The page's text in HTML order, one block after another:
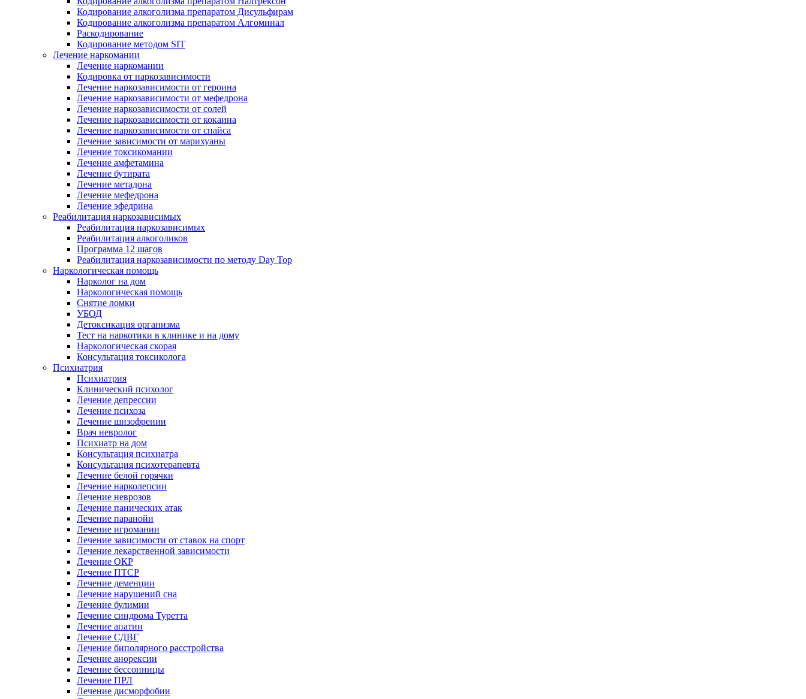
Кодирование алкоголизма препаратом Дисульфирам
Кодирование алкоголизма препаратом Алгоминал
Раскодирование
Кодирование методом SIT
Лечение наркомании
Лечение наркомании
Кодировка от наркозависимости
Лечение наркозависимости от героина
Лечение наркозависимости от мефедрона
Лечение наркозависимости от солей
Лечение наркозависимости от кокаина
Лечение наркозависимости от спайса
Лечение зависимости от марихуаны
Лечение токсикомании
Лечение амфетамина
Лечение бутирата
Лечение метадона
Лечение мефедрона
Лечение эфедрина
Реабилитация наркозависимых
Реабилитация наркозависимых
Реабилитация алкоголиков
Программа 12 шагов
Реабилитация наркозависимости по методу Day Top
Наркологическая помощь
Нарколог на дом
Наркологическая помощь
Снятие ломки
УБОД
Детоксикация организма
Тест на наркотики в клинике и на дому
Наркологическая скорая
Консультация токсиколога
Психиатрия
Психиатрия
Клинический психолог
Лечение депрессии
Лечение психоза
Лечение шизофрении
Врач невролог
Психиатр на дом
Консультация психиатра
Консультация психотерапевта
Лечение белой горячки
Лечение нарколепсии
Лечение неврозов
Лечение панических атак
Лечение паранойи
Лечение игромании
Лечение зависимости от ставок на спорт
Лечение лекарственной зависимости
Лечение ОКР
Лечение ПТСР
Лечение деменции
Лечение нарушений сна
Лечение булимии
Лечение синдрома Туретта
Лечение апатии
Лечение СДВГ
Лечение биполярного расстройства
Лечение анорексии
Лечение бессонницы
Лечение ПРЛ
Лечение дисморфобии